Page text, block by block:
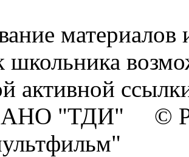
материалов
школьника
активной
АНО "ТДИ" ©